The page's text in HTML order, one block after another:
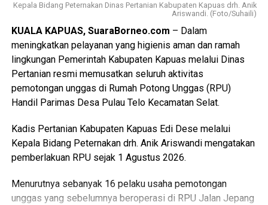
Kepala Bidang Peternakan Dinas Pertanian Kabupaten Kapuas drh. Anik
Ariswandi. (Foto/Suhaili)
KUALA KAPUAS, SuaraBorneo.com – Dalam
meningkatkan pelayanan yang higienis aman dan ramah
lingkungan Pemerintah Kabupaten Kapuas melalui Dinas
Pertanian resmi memusatkan seluruh aktivitas
pemotongan unggas di Rumah Potong Unggas (RPU)
Handil Parimas Desa Pulau Telo Kecamatan Selat.
Kadis Pertanian Kabupaten Kapuas Edi Dese melalui
Kepala Bidang Peternakan drh. Anik Ariswandi mengatakan
pemberlakuan RPU sejak 1 Agustus 2026.
Menurutnya sebanyak 16 pelaku usaha pemotongan
unggas yang sebelumnya beroperasi di RPU Jalan Jepang